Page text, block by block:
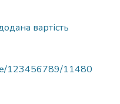
вартість
123456789/11480